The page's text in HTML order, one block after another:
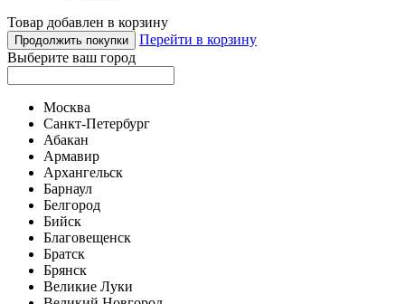
Товар добавлен в корзину
Продолжить покупки
Перейти в корзину
Выберите ваш город
Москва
Санкт-Петербург
Абакан
Армавир
Архангельск
Барнаул
Белгород
Бийск
Благовещенск
Братск
Брянск
Великие Луки